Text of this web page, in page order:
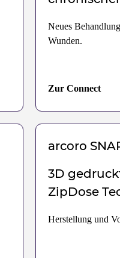
Neues
Wunden.
Zur Connect
arcoro
3D
ZipDose
Herstellung und